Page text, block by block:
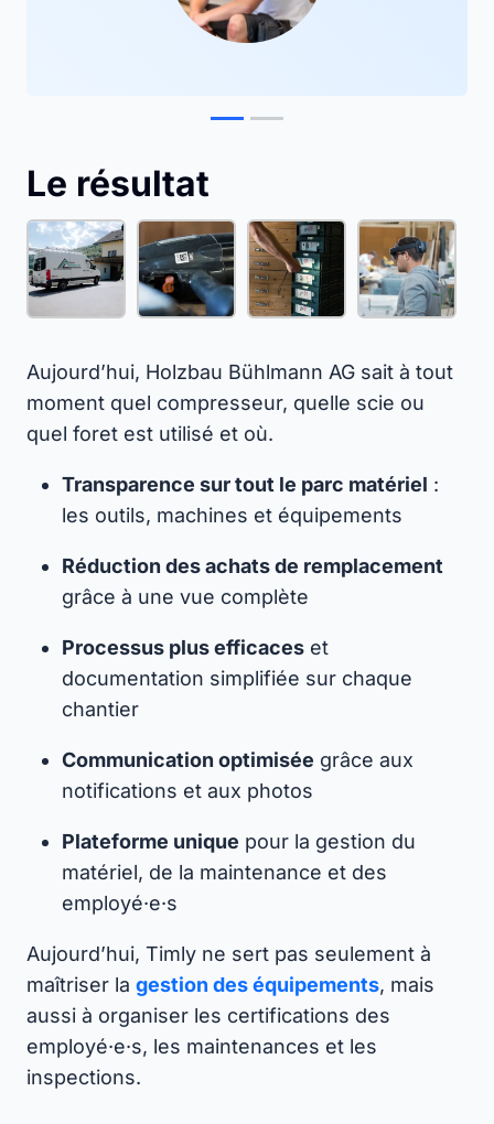
Le résultat
Aujourd’hui, Holzbau Bühlmann AG sait à tout
moment quel compresseur, quelle scie ou
quel foret est utilisé et où.
Transparence sur tout le parc matériel :
les outils, machines et équipements
Réduction des achats de remplacement
grâce à une vue complète
Processus plus efficaces et
documentation simplifiée sur chaque
chantier
Communication optimisée grâce aux
notifications et aux photos
Plateforme unique pour la gestion du
matériel, de la maintenance et des
employé·e·s
Aujourd’hui, Timly ne sert pas seulement à
maîtriser la gestion des équipements, mais
aussi à organiser les certifications des
employé·e·s, les maintenances et les
inspections.